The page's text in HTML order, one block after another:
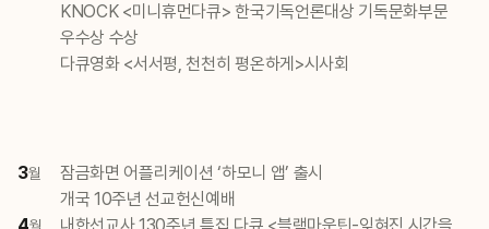
KNOCK <미니휴먼다큐> 한국기독언론대상 기독문화부문
우수상 수상
다큐영화 <서서평, 천천히 평온하게>시사회
3월
잠금화면 어플리케이션 ‘하모니 앱’ 출시
개국 10주년 선교헌신예배